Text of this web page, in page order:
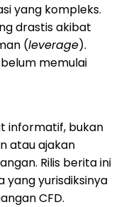
yang kompleks.
drastis akibat
(leverage).
memulai
informatif, bukan
atau ajakan
Rilis berita ini
yang yurisdiksinya
CFD.